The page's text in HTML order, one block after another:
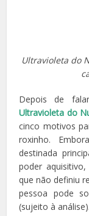
Ultravioleta do
Depois de
Ultravioleta do
cinco motivos
roxinho.
destinada
poder
que não definiu
pessoa pode
(sujeito à análise).